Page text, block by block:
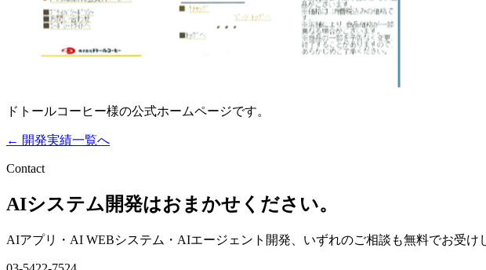
ドトールコーヒー様の公式ホームページです。
← 開発実績一覧へ
Contact
AIシステム開発はおまかせください。
AIアプリ・AI WEBシステム・AIエージェント開発、いずれのご相談も無料でお受